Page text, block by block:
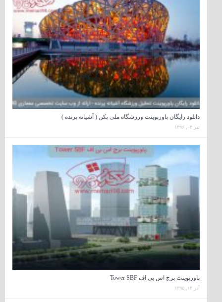
دانلود رایگان پاورپوینت ورزشگاه ملی پکن ( آشیانه پرنده )
تیر ۰۴, ۱۳۹۶
پاورپوینت برج اس بی اف Tower SBF
آذر ۱۴, ۱۳۹۵